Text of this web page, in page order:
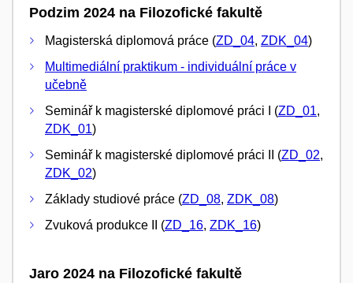
Podzim 2024 na Filozofické fakultě
Magisterská diplomová práce (ZD_04, ZDK_04)
Multimediální praktikum - individuální práce v
učebně
Seminář k magisterské diplomové práci I (ZD_01,
ZDK_01)
Seminář k magisterské diplomové práci II (ZD_02,
ZDK_02)
Základy studiové práce (ZD_08, ZDK_08)
Zvuková produkce II (ZD_16, ZDK_16)
Jaro 2024 na Filozofické fakultě